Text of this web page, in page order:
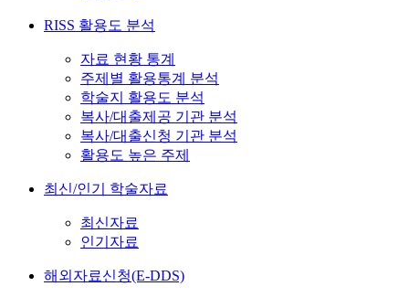
RISS 활용도 분석
자료 현황 통계
주제별 활용통계 분석
학술지 활용도 분석
복사/대출제공 기관 분석
복사/대출신청 기관 분석
활용도 높은 주제
최신/인기 학술자료
최신자료
인기자료
해외자료신청(E-DDS)